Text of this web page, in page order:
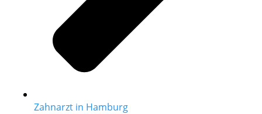
Zahnarzt in Hamburg